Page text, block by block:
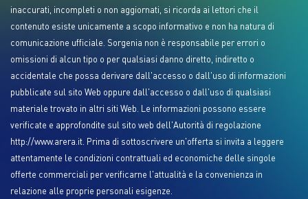
inaccurati, incompleti o non aggiornati, si ricorda ai lettori che il
contenuto esiste unicamente a scopo informativo e non ha natura di
comunicazione ufficiale. Sorgenia non è responsabile per errori o
omissioni di alcun tipo o per qualsiasi danno diretto, indiretto o
accidentale che possa derivare dall'accesso o dall'uso di informazioni
pubblicate sul sito Web oppure dall'accesso o dall'uso di qualsiasi
materiale trovato in altri siti Web. Le informazioni possono essere
verificate e approfondite sul sito web dell'Autorità di regolazione
http://www.arera.it. Prima di sottoscrivere un'offerta si invita a leggere
attentamente le condizioni contrattuali ed economiche delle singole
offerte commerciali per verificarne l'attualità e la convenienza in
relazione alle proprie personali esigenze.